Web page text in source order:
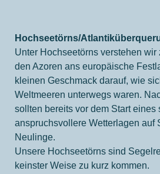
Hochseetörns/
Unter Hochseetörns verstehen
den Azoren ans europäische
kleinen Geschmack darauf, wie
Weltmeeren unterwegs waren.
sollten bereits vor dem Start
anspruchsvollere Wetterlagen auf
Neulinge.
Unsere Hochseetörns sind
keinster Weise zu kurz kommen.